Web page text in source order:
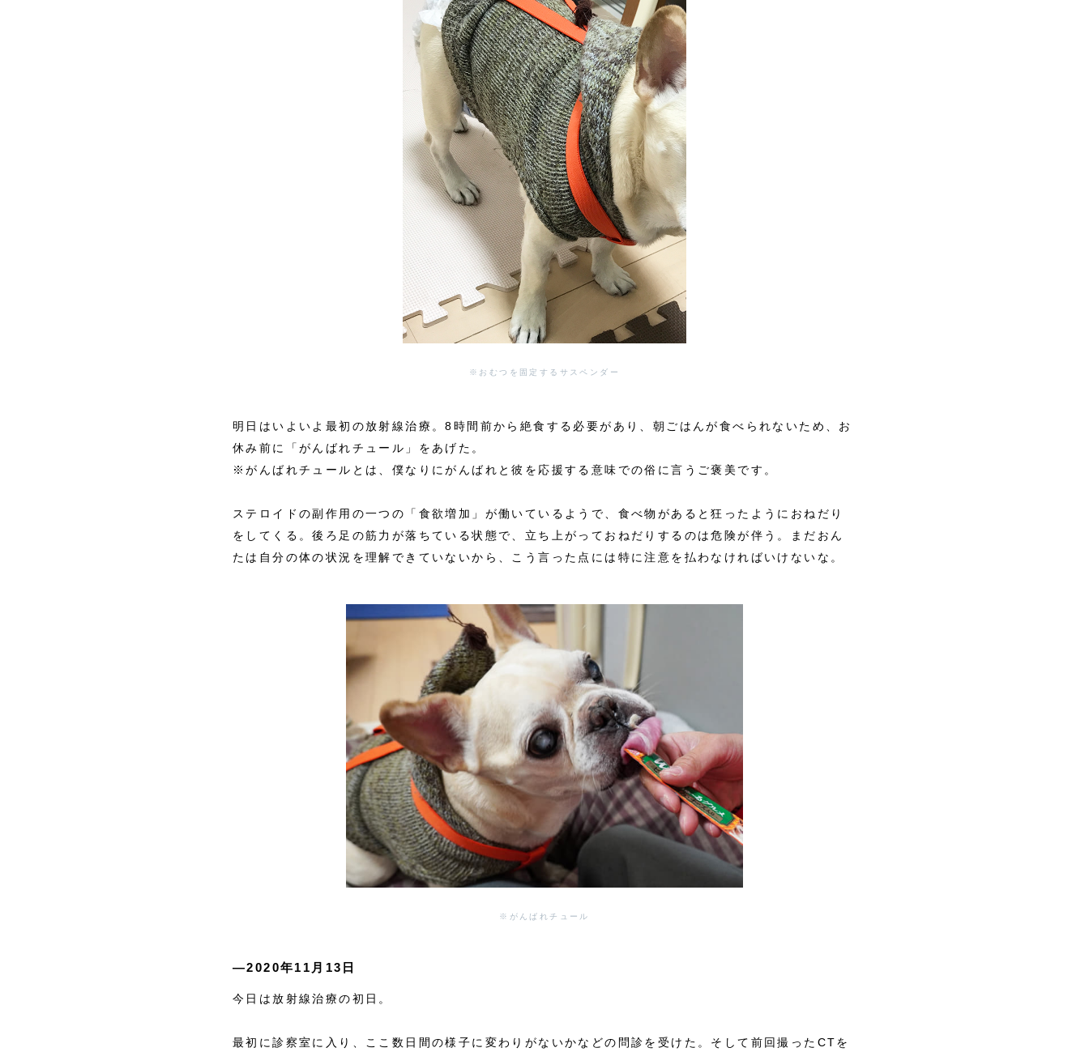
※おむつを固定するサスペンダー
明日はいよいよ最初の放射線治療。8時間前から絶食する必要があり、朝ごはんが食べられないため、お
休み前に「がんばれチュール」をあげた。
※がんばれチュールとは、僕なりにがんばれと彼を応援する意味での俗に言うご褒美です。
ステロイドの副作用の一つの「食欲増加」が働いているようで、食べ物があると狂ったようにおねだり
をしてくる。後ろ足の筋力が落ちている状態で、立ち上がっておねだりするのは危険が伴う。まだおん
たは自分の体の状況を理解できていないから、こう言った点には特に注意を払わなければいけないな。
※がんばれチュール
―2020年11月13日
今日は放射線治療の初日。
最初に診察室に入り、ここ数日間の様子に変わりがないかなどの問診を受けた。そして前回撮ったCTを